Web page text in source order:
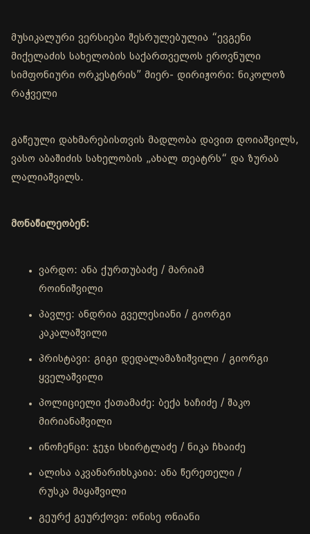
მუსიკალური ვერსიები შესრულებულია “ევგენი
მიქელაძის სახელობის საქართველოს ეროვნული
სიმფონიური ორკესტრის” მიერ- დირიჟორი: ნიკოლოზ
რაჭველი
გაწეული დახმარებისთვის მადლობა დავით დოიაშვილს,
ვასო აბაშიძის სახელობის „ახალ თეატრს“ და ზურაბ
ლალიაშვილს.
მონაწილეობენ:
ვარდო: ანა ქურთუბაძე / მარიამ
როინიშვილი
პავლე: ანდრია გველესიანი / გიორგი
კაკალაშვილი
პრისტავი: გიგი დედალამაზიშვილი / გიორგი
ყველაშვილი
პოლიციელი ქათამაძე: ბექა ხაჩიძე / შაკო
მირიანაშვილი
ინოჩენცი: ჯეჯი სხირტლაძე / ნიკა ჩხაიძე
ალისა აკვანარიხსკაია: ანა წერეთელი /
რუსკა მაყაშვილი
გეურქ გეურქოვი: ონისე ონიანი